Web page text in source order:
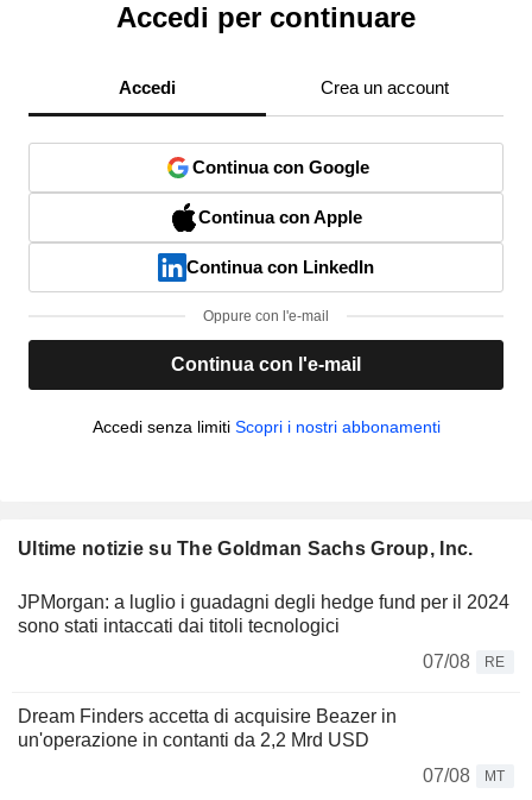
Accedi per continuare
Accedi Crea un account
Continua con Google
Continua con Apple
Continua con LinkedIn
Oppure con l'e-mail
Continua con l'e-mail
Accedi senza limiti Scopri i nostri abbonamenti
Ultime notizie su The Goldman Sachs Group, Inc.
JPMorgan: a luglio i guadagni degli hedge fund per il 2024
sono stati intaccati dai titoli tecnologici
07/08
RE
Dream Finders accetta di acquisire Beazer in
un'operazione in contanti da 2,2 Mrd USD
07/08
MT